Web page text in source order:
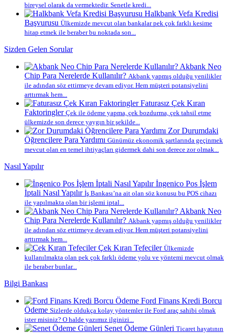
bireysel olarak da vermektedir. Senetle kredi...
Halkbank Vefa Kredisi
Başvurusu Ülkemizde mevcut olan bankalar pek çok farklı kesime
hitap etmek ile beraber bu noktada son...
Sizden Gelen Sorular
Akbank Neo
Chip Para Nerelerde Kullanılır? Akbank yapmış olduğu yenilikler
ile adından söz ettirmeye devam ediyor. Hem müşteri potansiyelini
arttırmak hem...
Faturasız Çek Kıran
Faktoringler Çek ile ödeme yapma, çek bozdurma, çek tahsil etme
ülkemizde son derece yaygın bir şekilde...
Zor Durumdaki
Öğrencilere Para Yardımı Günümüz ekonomik şartlarında geçinmek
mevcut olan en temel ihtiyaçları gidermek dahi son derece zor olmak...
Nasıl Yapılır
İngenico Pos İşlem
İptali Nasıl Yapılır İş Bankası’na ait olan söz konusu bu POS cihazı
ile yapılmakta olan bir işlemi iptal...
Akbank Neo
Chip Para Nerelerde Kullanılır? Akbank yapmış olduğu yenilikler
ile adından söz ettirmeye devam ediyor. Hem müşteri potansiyelini
arttırmak hem...
Çek Kıran Tefeciler Ülkemizde
kullanılmakta olan pek çok farklı ödeme yolu ve yöntemi mevcut olmak
ile beraber bunlar...
Bilgi Bankası
Ford Finans Kredi Borcu
Ödeme Sizlerde oldukça kolay yöntemler ile Ford araç sahibi olmak
ister misiniz? O halde yazımız ilginizi...
Senet Ödeme Günleri Ticaret hayatının